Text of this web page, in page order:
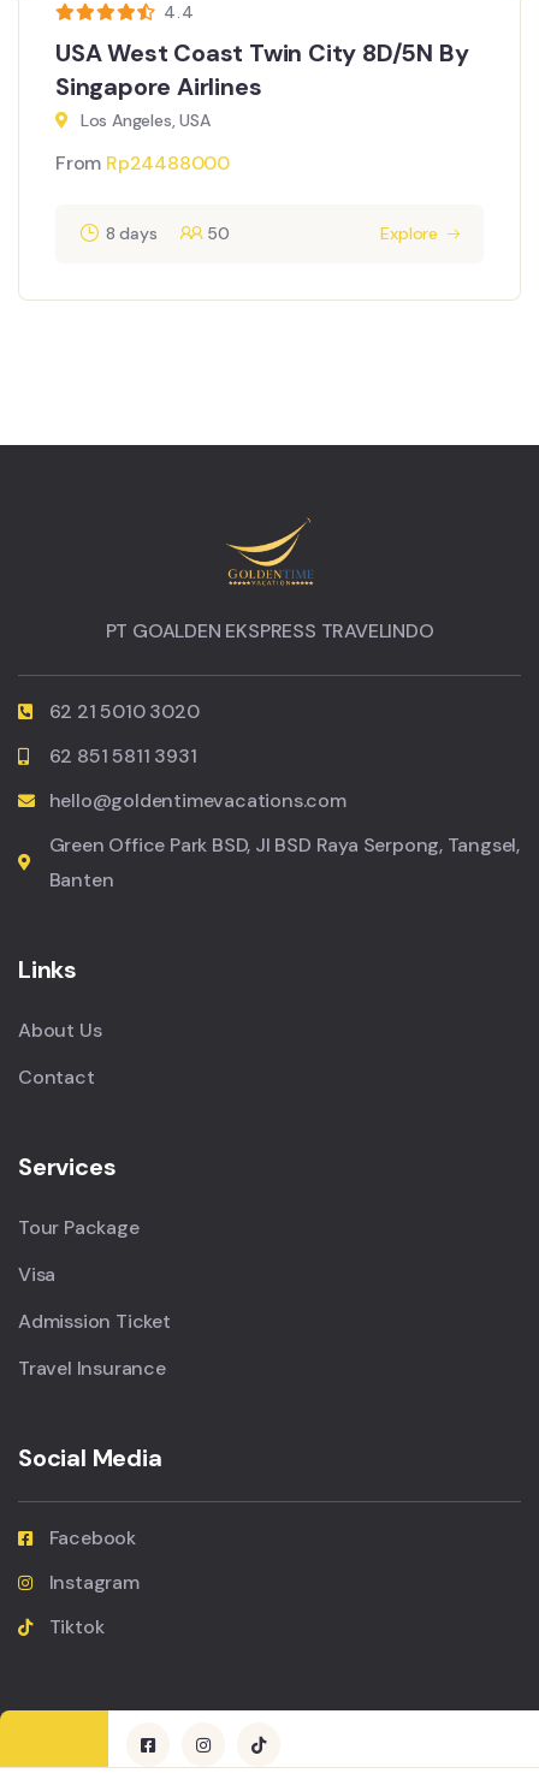
4.4
USA West Coast Twin City 8D/5N By
Singapore Airlines
Los Angeles, USA
From Rp24488000
8 days 50 Explore
PT GOALDEN EKSPRESS TRAVELINDO
62 21 5010 3020
62 851 5811 3931
hello@goldentimevacations.com
Green Office Park BSD, Jl BSD Raya Serpong, Tangsel,
Banten
Links
About Us
Contact
Services
Tour Package
Visa
Admission Ticket
Travel Insurance
Social Media
Facebook
Instagram
Tiktok